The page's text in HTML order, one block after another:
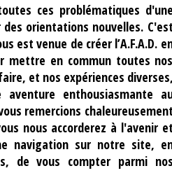
ces problématiques
orientations nouvelles.
est venue de créer l’A.F.A.D.
mettre en commun toutes
et nos expériences
enthousiasmante
remercions
nous accorderez à l'avenir
navigation sur notre site,
de vous compter parmi